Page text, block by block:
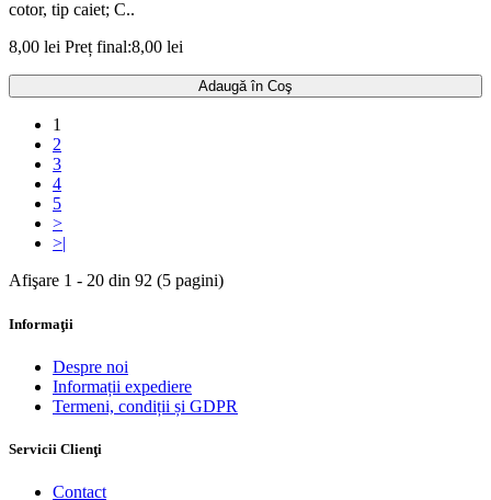
cotor, tip caiet; C..
8,00 lei Preț final:8,00 lei
Adaugă în Coş
1
2
3
4
5
>
>|
Afişare 1 - 20 din 92 (5 pagini)
Informaţii
Despre noi
Informații expediere
Termeni, condiții și GDPR
Servicii Clienţi
Contact